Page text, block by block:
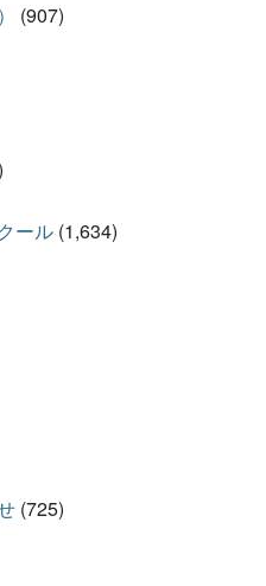
(907)
ール (1,634)
(725)